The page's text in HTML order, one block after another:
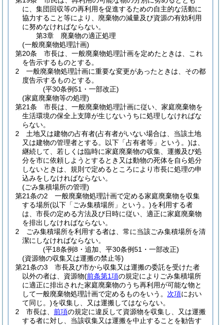
に、集団回収等の再利用を促進するための自主的な活動に
協力すること等により、廃棄物の減量及び資源の有効利用
に努めなければならない。
第3章
廃棄物の適正処理
(一般廃棄物処理計画)
第20条
市長は、一般廃棄物処理計画を定めたときは、これ
を告示するものとする。
2
一般廃棄物処理計画に重要な変更があったときは、その都
度告示するものとする。
(平30条例51・一部改正)
(家庭廃棄物等の処理)
第21条
市長は、一般廃棄物処理計画に従い、家庭廃棄物を
生活環境の保全上支障が生じないうちに処理しなければな
らない。
2
土地又は建物の占有者(占有者がいない場合は、当該土地
又は建物の管理者とする。以下「占有者等」という。)は、
継続して、若しくは臨時に家庭廃棄物の収集、運搬及び処
分を市に依頼しようとするとき又は動物の死体を自ら処分
しないときは、規則で定めるところにより市長に処理の申
込みをしなければならない。
(ごみ集積場所の管理)
第21条の2
一般廃棄物処理計画で定める家庭廃棄物を収集
する場所(以下「ごみ集積場所」という。)を利用する者
は、市長の定める方法及び日時に従い、適正に家庭廃棄物
を排出しなければならない。
2
ごみ集積場所を利用する者は、常に当該ごみ集積場所を清
潔にしなければならない。
(平18条例8・追加、平30条例51・一部改正)
(資源物の収集又は運搬の禁止等)
第21条の3
市長及び市から収集又は運搬の委託を受けた者
以外の者は、資源物(前条第1項の規定によりごみ集積場所
に適正に排出された家庭廃棄物のうち再利用が可能な物と
して一般廃棄物処理計画で定めるものをいう。 次項におい
て同じ。)を収集し、又は運搬してはならない。
2
市長は、 前項の規定に違反して資源物を収集し、又は運搬
する者に対し、当該収集又は運搬を中止することを勧告す